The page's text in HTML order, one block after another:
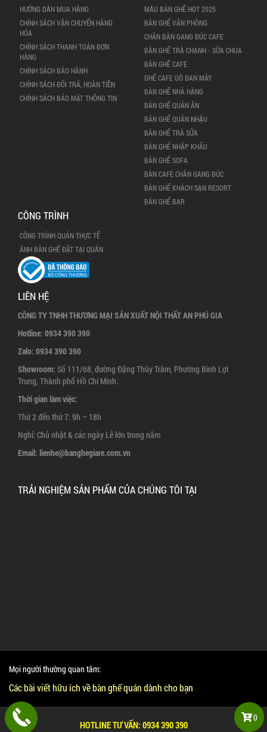
0
HƯỚNG DẪN MUA HÀNG
CHÍNH SÁCH VẬN CHUYỂN HÀNG
HÓA
CHÍNH SÁCH THANH TOÁN ĐƠN
HÀNG
CHÍNH SÁCH BẢO HÀNH
CHÍNH SÁCH ĐỔI TRẢ, HOÀN TIỀN
CHÍNH SÁCH BẢO MẬT THÔNG TIN
MẪU BÀN GHẾ HOT 2025
BÀN GHẾ VĂN PHÒNG
CHÂN BÀN GANG ĐÚC CAFE
BÀN GHẾ TRÀ CHANH - SỮA CHUA
BÀN GHẾ CAFE
GHẾ CAFE GỖ ĐAN MÂY
BÀN GHẾ NHÀ HÀNG
BÀN GHẾ QUÁN ĂN
BÀN GHẾ QUÁN NHẬU
BÀN GHẾ TRÀ SỮA
BÀN GHẾ NHẬP KHẨU
BÀN GHẾ SOFA
BÀN CAFE CHÂN GANG ĐÚC
BÀN GHẾ KHÁCH SẠN RESORT
BÀN GHẾ BAR
CÔNG TRÌNH
CÔNG TRÌNH QUÁN THỰC TẾ
ẢNH BÀN GHẾ ĐẶT TẠI QUÁN
LIÊN HỆ
CÔNG TY TNHH THƯƠNG MẠI SẢN XUẤT NỘI THẤT AN PHÚ GIA
Hotline: 0934 390 390
Zalo: 0934 390 390
Showroom: Số 111/68, đường Đặng Thùy Trâm, Phường Bình Lợi
Trung, Thành phố Hồ Chí Minh.
Thời gian làm việc:
Thứ 2 đến thứ 7: 9h – 18h
Nghỉ: Chủ nhật & các ngày Lễ lớn trong năm
Email: lienhe@banghegiare.com.vn
TRẢI NGHIỆM SẢN PHẨM CỦA CHÚNG TÔI TẠI
Mọi người thường quan tâm:
Các bài viết hữu ích về bàn ghế quán dành cho bạn
Copyright © 2016 www.banghegiare.com.vn
HOTLINE TƯ VẤN: 0934 390 390